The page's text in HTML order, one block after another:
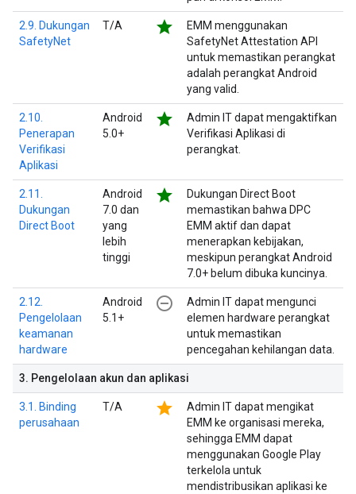
2.9. Dukungan
SafetyNet
T/A star
EMM menggunakan
SafetyNet Attestation API
untuk memastikan perangkat
adalah perangkat Android
yang valid.
2.10.
Penerapan
Verifikasi
Aplikasi
Android
5.0+
star
Admin IT dapat mengaktifkan
Verifikasi Aplikasi di
perangkat.
2.11.
Dukungan
Direct Boot
Android
7.0 dan
yang
lebih
tinggi
star
Dukungan Direct Boot
memastikan bahwa DPC
EMM aktif dan dapat
menerapkan kebijakan,
meskipun perangkat Android
7.0+ belum dibuka kuncinya.
2.12.
Pengelolaan
keamanan
hardware
Android
5.1+
remove_circle_outline
Admin IT dapat mengunci
elemen hardware perangkat
untuk memastikan
pencegahan kehilangan data.
3. Pengelolaan akun dan aplikasi
3.1. Binding
perusahaan
T/A star
Admin IT dapat mengikat
EMM ke organisasi mereka,
sehingga EMM dapat
menggunakan Google Play
terkelola untuk
mendistribusikan aplikasi ke